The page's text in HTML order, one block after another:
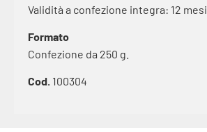
Validità a confezione integra: 12 mesi.
Formato
Confezione da 250 g.
Cod. 100304